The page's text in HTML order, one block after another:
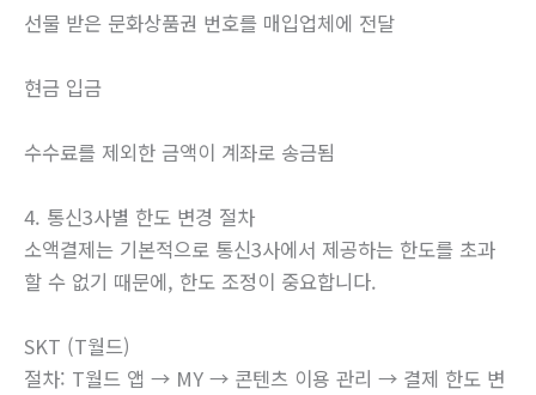
선물 받은 문화상품권 번호를 매입업체에 전달
현금 입금
수수료를 제외한 금액이 계좌로 송금됨
4. 통신3사별 한도 변경 절차
소액결제는 기본적으로 통신3사에서 제공하는 한도를 초과
할 수 없기 때문에, 한도 조정이 중요합니다.
SKT (T월드)
절차: T월드 앱 → MY → 콘텐츠 이용 관리 → 결제 한도 변